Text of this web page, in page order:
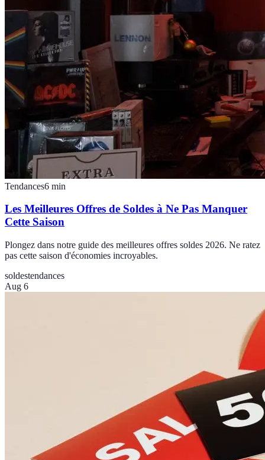
Tendances6 min
Les Meilleures Offres de Soldes à Ne Pas Manquer
Cette Saison
Plongez dans notre guide des meilleures offres soldes 2026. Ne ratez
pas cette saison d'économies incroyables.
soldestendances
Aug 6